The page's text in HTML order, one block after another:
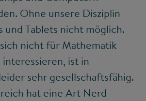
Ohne unsere Disziplin
und Tablets nicht möglich.
nicht für Mathematik
interessieren, ist in
sehr gesellschaftsfähig.
hat eine Art Nerd-